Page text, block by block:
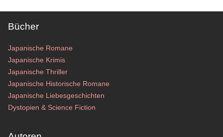
Bücher
Japanische Romane
Japanische Krimis
Japanische Thriller
Japanische Historische Romane
Japanische Liebesgeschichten
Dystopien & Science Fiction